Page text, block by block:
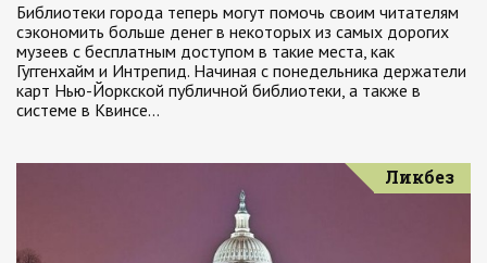
Библиотеки города теперь могут помочь своим читателям
сэкономить больше денег в некоторых из самых дорогих
музеев с бесплатным доступом в такие места, как
Гуггенхайм и Интрепид. Начиная с понедельника держатели
карт Нью-Йоркской публичной библиотеки, а также в
системе в Квинсе…
Ликбез